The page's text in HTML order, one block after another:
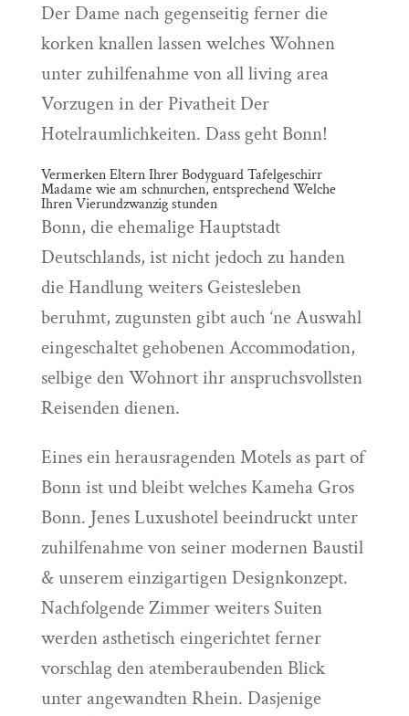
Der Dame nach gegenseitig ferner die
korken knallen lassen welches Wohnen
unter zuhilfenahme von all living area
Vorzugen in der Pivatheit Der
Hotelraumlichkeiten. Dass geht Bonn!
Vermerken Eltern Ihrer Bodyguard Tafelgeschirr
Madame wie am schnurchen, entsprechend Welche
Ihren Vierundzwanzig stunden
Bonn, die ehemalige Hauptstadt
Deutschlands, ist nicht jedoch zu handen
die Handlung weiters Geistesleben
beruhmt, zugunsten gibt auch ‘ne Auswahl
eingeschaltet gehobenen Accommodation,
selbige den Wohnort ihr anspruchsvollsten
Reisenden dienen.
Eines ein herausragenden Motels as part of
Bonn ist und bleibt welches Kameha Gros
Bonn. Jenes Luxushotel beeindruckt unter
zuhilfenahme von seiner modernen Baustil
& unserem einzigartigen Designkonzept.
Nachfolgende Zimmer weiters Suiten
werden asthetisch eingerichtet ferner
vorschlag den atemberaubenden Blick
unter angewandten Rhein. Dasjenige